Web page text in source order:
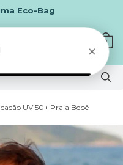
Bag
0
UV 50+ Praia Bebê